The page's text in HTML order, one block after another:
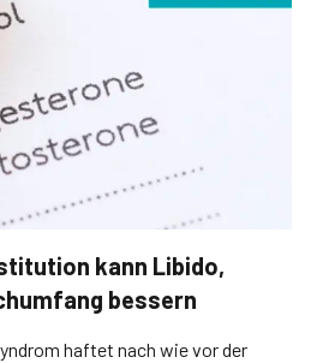
kann Libido,
bessern
haftet nach wie vor der